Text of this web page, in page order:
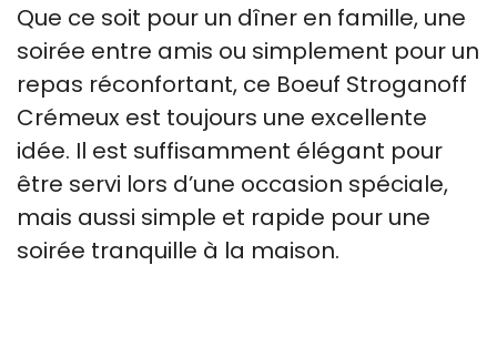
Que ce soit pour un dîner en famille, une
soirée entre amis ou simplement pour un
repas réconfortant, ce Boeuf Stroganoff
Crémeux est toujours une excellente
idée. Il est suffisamment élégant pour
être servi lors d’une occasion spéciale,
mais aussi simple et rapide pour une
soirée tranquille à la maison.